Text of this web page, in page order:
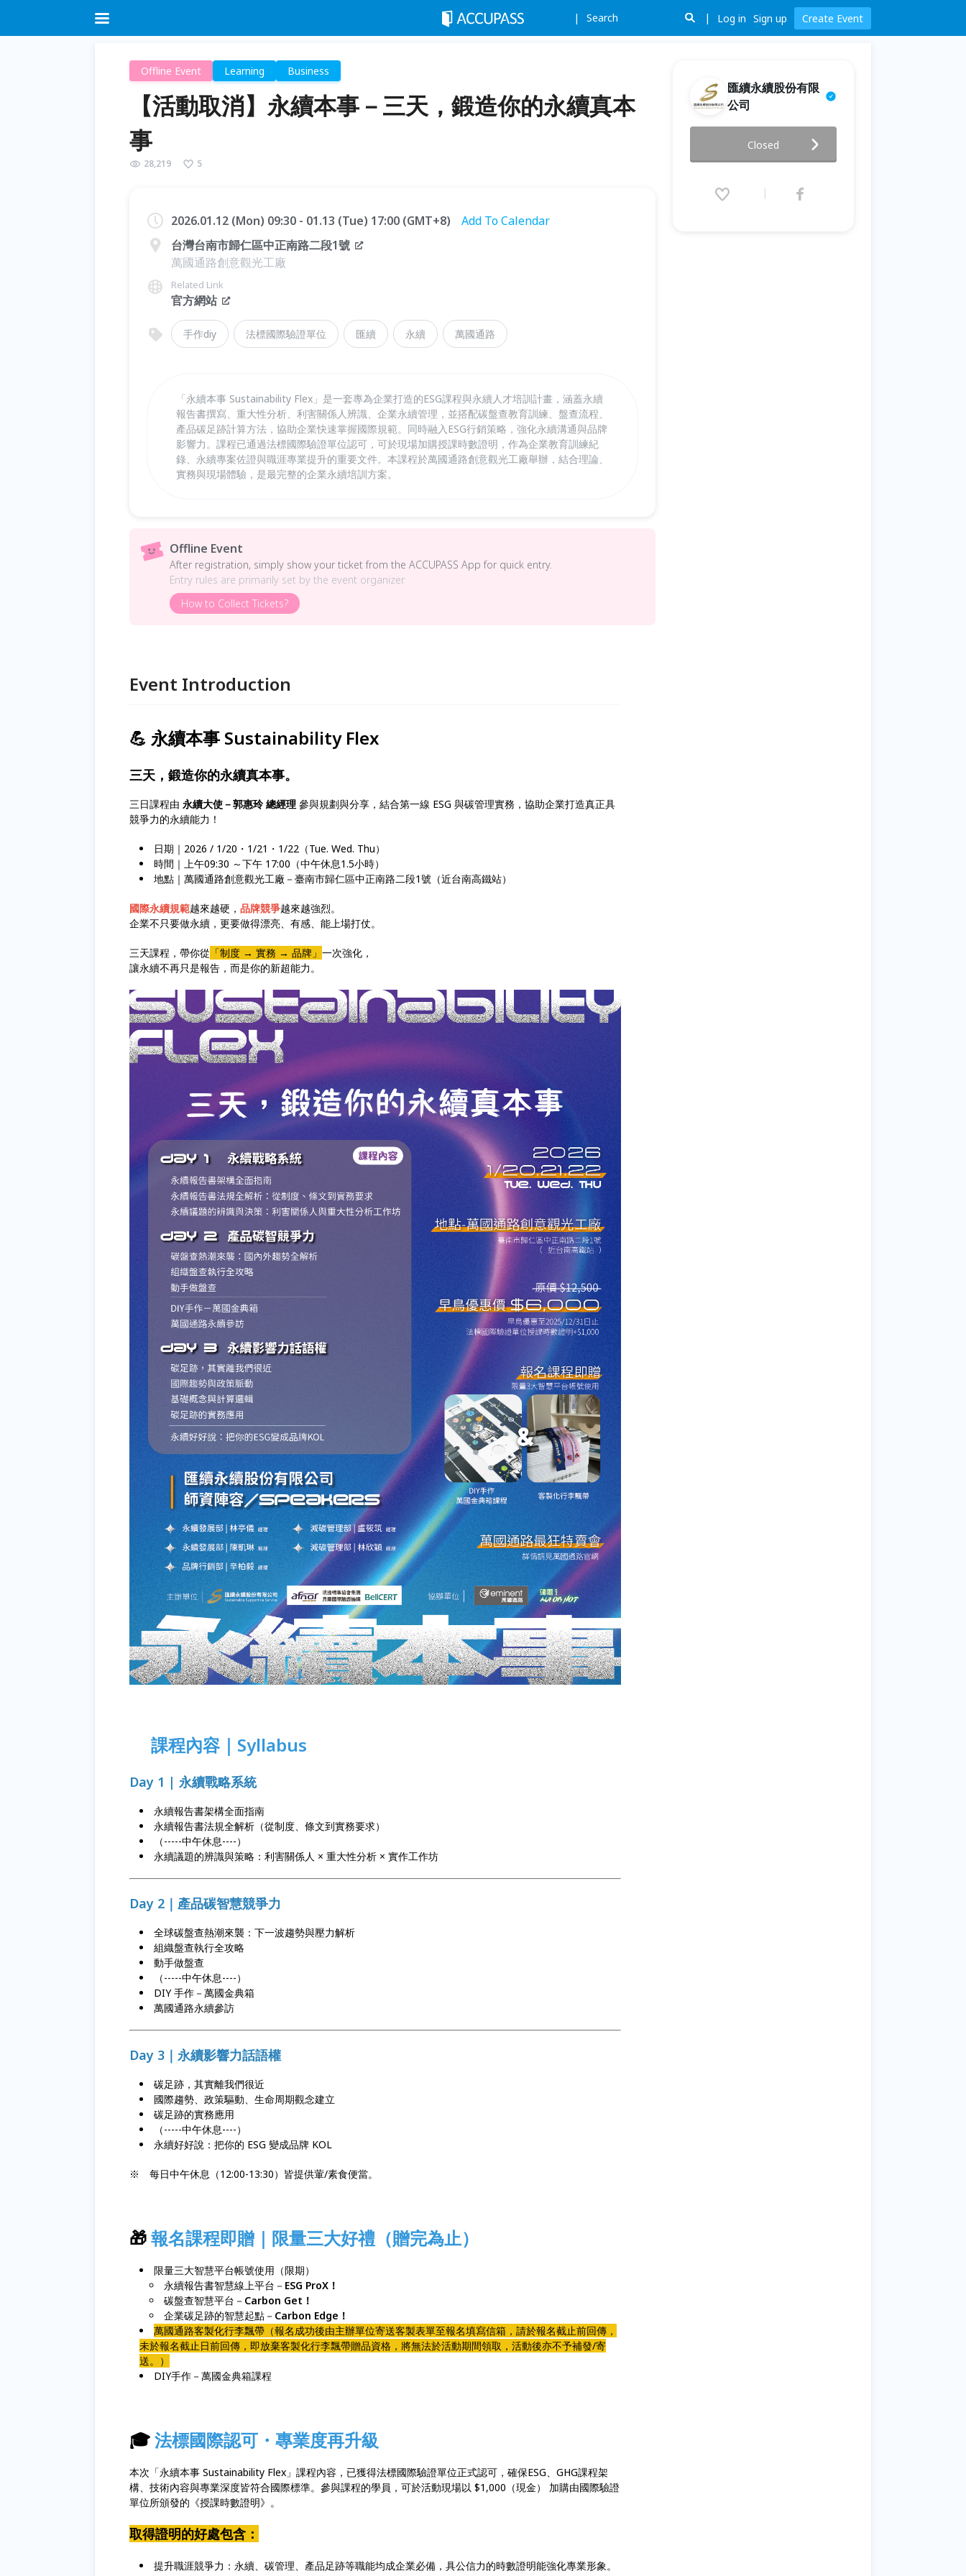
Search Log in Sign up Create Event
Offline Event Learning Business
【活動取消】永續本事－三天，鍛造你的永續真本
事
28,219 5
2026.01.12 (Mon) 09:30 - 01.13 (Tue) 17:00 (GMT+8)
Add To Calendar
台灣台南市歸仁區中正南路二段1號
萬國通路創意觀光工廠
Related Link
官方網站
手作diy 法標國際驗證單位 匯續 永續 萬國通路
「永續本事 Sustainability Flex」是一套專為企業打造的ESG課程與永續人才培訓計畫，涵蓋永續
報告書撰寫、重大性分析、利害關係人辨識、企業永續管理，並搭配碳盤查教育訓練、盤查流程、
產品碳足跡計算方法，協助企業快速掌握國際規範。同時融入ESG行銷策略，強化永續溝通與品牌
影響力。課程已通過法標國際驗證單位認可，可於現場加購授課時數證明，作為企業教育訓練紀
錄、永續專案佐證與職涯專業提升的重要文件。本課程於萬國通路創意觀光工廠舉辦，結合理論、
實務與現場體驗，是最完整的企業永續培訓方案。
Offline Event
After registration, simply show your ticket from the ACCUPASS App for quick entry.
Entry rules are primarily set by the event organizer.
How to Collect Tickets?
Event Introduction
💪 永續本事 Sustainability Flex
三天，鍛造你的永續真本事。
三日課程由 永續大使－郭惠玲 總經理 參與規劃與分享，結合第一線 ESG 與碳管理實務，協助企業打造真正具
競爭力的永續能力！
日期｜2026 / 1/20・1/21・1/22（Tue. Wed. Thu）
時間｜上午09:30 ～下午 17:00（中午休息1.5小時）
地點｜萬國通路創意觀光工廠－臺南市歸仁區中正南路二段1號（近台南高鐵站）
國際永續規範越來越硬， 品牌競爭越來越強烈。
企業不只要做永續，更要做得漂亮、有感、能上場打仗。
三天課程，帶你從 「制度 → 實務 → 品牌」 一次強化，
讓永續不再只是報告，而是你的新超能力。
課程內容｜Syllabus
Day 1 | 永續戰略系統
永續報告書架構全面指南
永續報告書法規全解析（從制度、條文到實務要求）
（-----中午休息----）
永續議題的辨識與策略：利害關係人 × 重大性分析 × 實作工作坊
Day 2｜產品碳智慧競爭力
全球碳盤查熱潮來襲：下一波趨勢與壓力解析
組織盤查執行全攻略
動手做盤查
（-----中午休息----）
DIY 手作－萬國金典箱
萬國通路永續參訪
Day 3｜永續影響力話語權
碳足跡，其實離我們很近
國際趨勢、政策驅動、生命周期觀念建立
碳足跡的實務應用
（-----中午休息----）
永續好好說：把你的 ESG 變成品牌 KOL
※ 每日中午休息（12:00-13:30）皆提供葷/素食便當。
🎁報名課程即贈｜限量三大好禮（贈完為止）
限量三大智慧平台帳號使用（限期）
永續報告書智慧線上平台－ ESG ProX！
碳盤查智慧平台－ Carbon Get！
企業碳足跡的智慧起點－ Carbon Edge！
萬國通路客製化行李飄帶（報名成功後由主辦單位寄送客製表單至報名填寫信箱，請於報名截止前回傳，
未於報名截止日前回傳，即放棄客製化行李飄帶贈品資格，將無法於活動期間領取，活動後亦不予補發/寄
送。）
DIY手作－萬國金典箱課程
🎓法標國際認可・專業度再升級
本次「永續本事 Sustainability Flex」課程內容，已獲得法標國際驗證單位正式認可，確保ESG、GHG課程架
構、技術內容與專業深度皆符合國際標準。參與課程的學員，可於活動現場以 $1,000（現金） 加購由國際驗證
單位所頒發的《授課時數證明》。
取得證明的好處包含：
提升職涯競爭力：永續、碳管理、產品足跡等職能均成企業必備，具公信力的時數證明能強化專業形象。
匯續永續股份有限
公司
鍛造你的永續真本事
2026.01.12 (Mon) 09:30 - 01.13
Closed